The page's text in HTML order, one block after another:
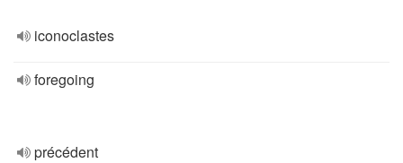
iconoclastes
foregoing
précédent